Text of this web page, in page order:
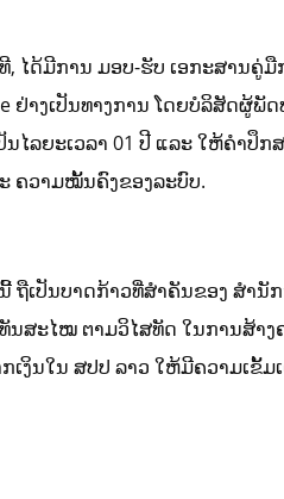
, ໄດ້ມີການ ມອບ-ຮັບ ເອກະສານຄູ່
ຢ່າງເປັນທາງການ ໂດຍບໍລິສັດ
ນໄລຍະເວລາ 01 ປີ ແລະ ໃຫ້ຄໍາປຶ
ຄວາມໝັ້ນຄົງຂອງລະບົບ.
ຖືເປັນບາດກ້າວທີ່ສໍາຄັນຂອງ ສໍານັ
ນສະໄໝ ຕາມວິໄສທັດ ໃນການສ້າ
ງິນໃນ ສປປ ລາວ ໃຫ້ມີຄວາມເຂັ້ມ